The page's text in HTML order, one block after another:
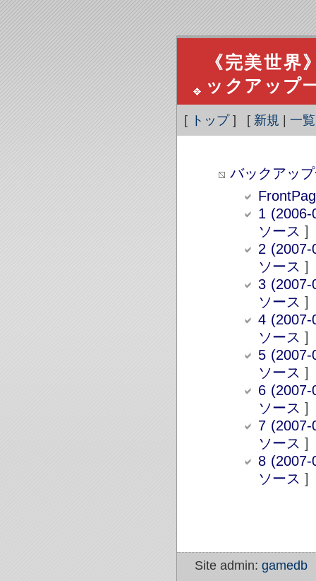
《完美世
ックアップ
[ トップ] [ 新規 一覧
バックアッ
1
ソース ]
2
ソース ]
3
ソース ]
4
ソース ]
5
ソース ]
6
ソース ]
7
ソース ]
8
ソース ]
Site admin: gamedb